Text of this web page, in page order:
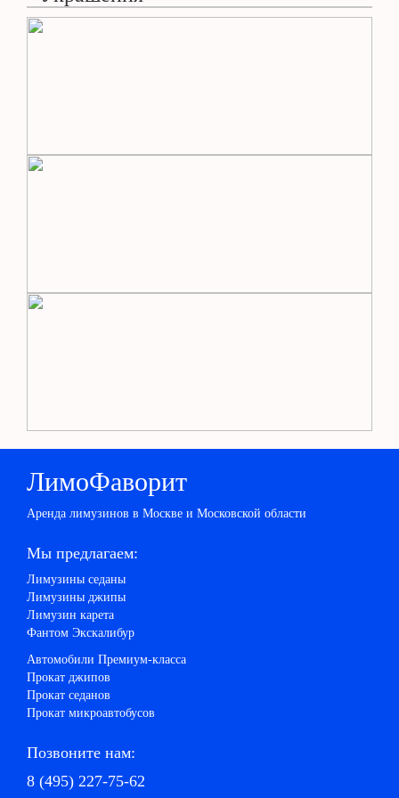
ЛимоФаворит
Аренда лимузинов в Москве и Московской области
Мы предлагаем:
Лимузины седаны
Лимузины джипы
Лимузин карета
Фантом Экскалибур
Автомобили Премиум-класса
Прокат джипов
Прокат седанов
Прокат микроавтобусов
Позвоните нам:
8 (495) 227-75-62